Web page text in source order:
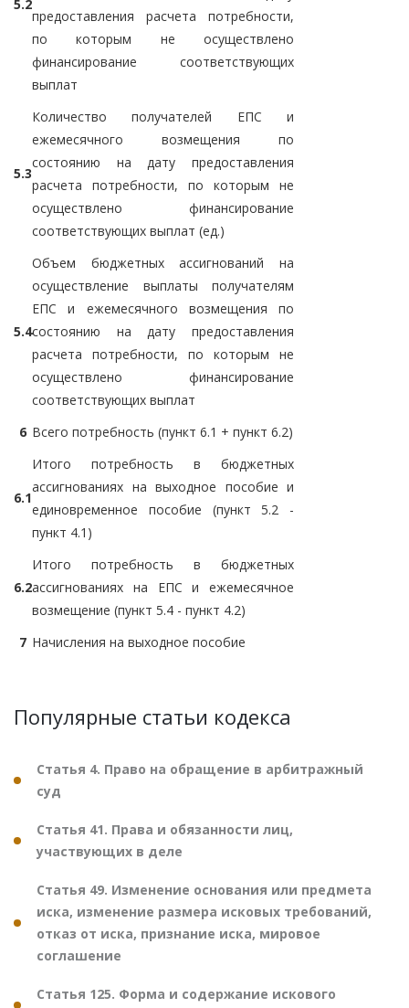
5.2
предоставления расчета потребности,
по которым не осуществлено
финансирование соответствующих
выплат
5.3
Количество получателей ЕПС и
ежемесячного возмещения по
состоянию на дату предоставления
расчета потребности, по которым не
осуществлено финансирование
соответствующих выплат (ед.)
5.4
Объем бюджетных ассигнований на
осуществление выплаты получателям
ЕПС и ежемесячного возмещения по
состоянию на дату предоставления
расчета потребности, по которым не
осуществлено финансирование
соответствующих выплат
6 Всего потребность (пункт 6.1 + пункт 6.2)
6.1
Итого потребность в бюджетных
ассигнованиях на выходное пособие и
единовременное пособие (пункт 5.2 -
пункт 4.1)
6.2
Итого потребность в бюджетных
ассигнованиях на ЕПС и ежемесячное
возмещение (пункт 5.4 - пункт 4.2)
7 Начисления на выходное пособие
Популярные статьи кодекса
Статья 4. Право на обращение в арбитражный
суд
Статья 41. Права и обязанности лиц,
участвующих в деле
Статья 49. Изменение основания или предмета
иска, изменение размера исковых требований,
отказ от иска, признание иска, мировое
соглашение
Статья 125. Форма и содержание искового